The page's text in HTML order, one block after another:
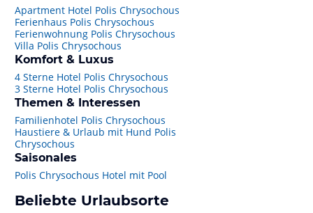
Apartment Hotel Polis Chrysochous
Ferienhaus Polis Chrysochous
Ferienwohnung Polis Chrysochous
Villa Polis Chrysochous
Komfort & Luxus
4 Sterne Hotel Polis Chrysochous
3 Sterne Hotel Polis Chrysochous
Themen & Interessen
Familienhotel Polis Chrysochous
Haustiere & Urlaub mit Hund Polis
Chrysochous
Saisonales
Polis Chrysochous Hotel mit Pool
Beliebte Urlaubsorte